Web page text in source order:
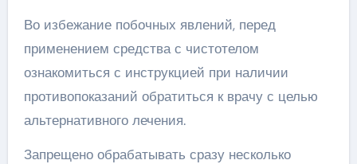
Во избежание побочных явлений, перед
применением средства с чистотелом
ознакомиться с инструкцией при наличии
противопоказаний обратиться к врачу с целью
альтернативного лечения.
Запрещено обрабатывать сразу несколько